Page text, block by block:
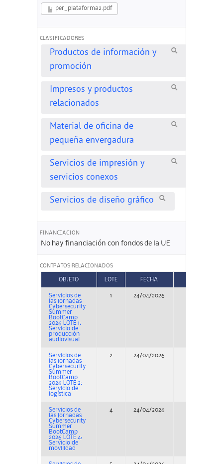
per_plataforma2.pdf
CLASIFICADORES
Productos de información y
promoción
Impresos y productos
relacionados
Material de oficina de
pequeña envergadura
Servicios de impresión y
servicios conexos
Servicios de diseño gráfico
FINANCIACION
No hay financiación con fondos de la UE
CONTRATOS RELACIONADOS
OBJETO LOTE FECHA
Servicios de
las jornadas
Cybersecurity
Summer
BootCamp
2026 LOTE 1:
Servicio de
producción
audiovisual
1 24/04/2026
Servicios de
las jornadas
Cybersecurity
Summer
BootCamp
2026 LOTE 2:
Servicio de
logística
2 24/04/2026
Servicios de
las jornadas
Cybersecurity
Summer
BootCamp
2026 LOTE 4:
Servicio de
movilidad
4 24/04/2026